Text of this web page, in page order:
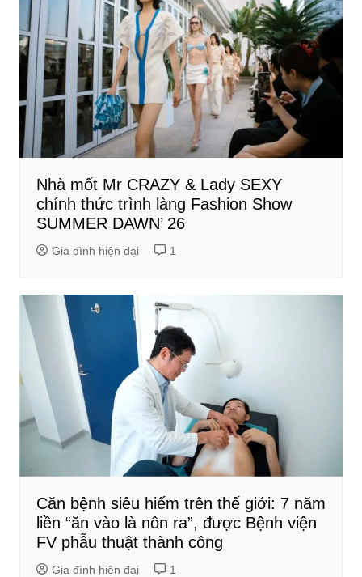
Nhà mốt Mr CRAZY & Lady SEXY
chính thức trình làng Fashion Show
SUMMER DAWN’ 26
Gia đình hiện đại 1
Căn bệnh siêu hiếm trên thế giới: 7 năm
liền “ăn vào là nôn ra”, được Bệnh viện
FV phẫu thuật thành công
Gia đình hiện đại 1